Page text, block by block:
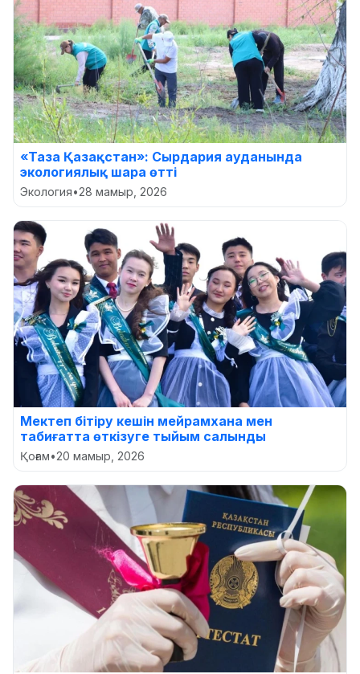
«Таза Қазақстан»: Сырдария ауданында
экологиялық шара өтті
Экология•28 мамыр, 2026
Мектеп бітіру кешін мейрамхана мен
табиғатта өткізуге тыйым салынды
Қоғам•20 мамыр, 2026